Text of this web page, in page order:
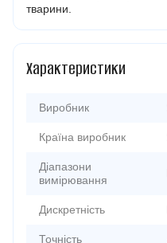
тварини.
Характеристики
Виробник
Країна виробник
Діапазони
вимірювання
Дискретність
Точність